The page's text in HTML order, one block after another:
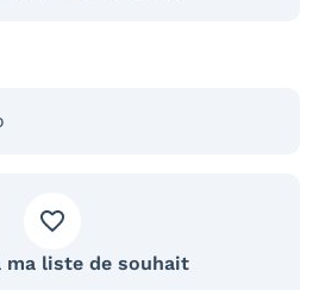
ma liste de souhait